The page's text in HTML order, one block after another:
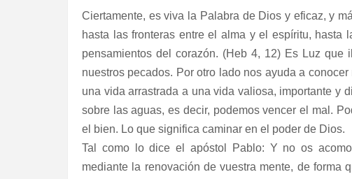
Ciertamente, es viva la Palabra de Dios y eficaz, y
hasta las fronteras entre el alma y el espíritu, hasta
pensamientos del corazón. (Heb 4, 12) Es Luz
nuestros pecados. Por otro lado nos ayuda a
una vida arrastrada a una vida valiosa, importante y
sobre las aguas, es decir, podemos vencer el mal.
el bien. Lo que significa caminar en el poder de Dios.
Tal como lo dice el apóstol Pablo: Y no os
mediante la renovación de vuestra mente, de